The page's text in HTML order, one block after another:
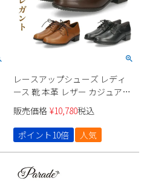
レースアップシューズ レディ
ース 靴 本革 レザー カジュアル
パンプス オックスフォード サ
イドゴア 3E 防滑 4cmヒール
9150 parade
販売価格 ¥10,780税込
ポイント10倍
人気